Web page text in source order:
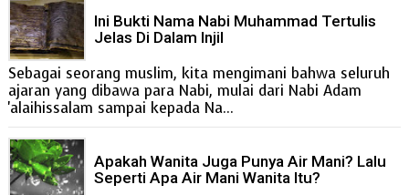
Ini Bukti Nama Nabi Muhammad Tertulis
Jelas Di Dalam Injil
Sebagai seorang muslim, kita mengimani bahwa seluruh
ajaran yang dibawa para Nabi, mulai dari Nabi Adam
'alaihissalam sampai kepada Na...
Apakah Wanita Juga Punya Air Mani? Lalu
Seperti Apa Air Mani Wanita Itu?